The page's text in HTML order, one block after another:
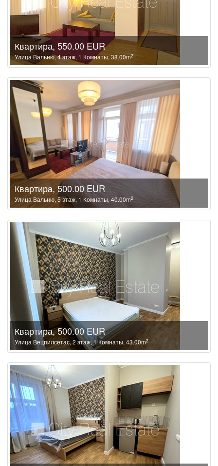
Квартира, 550.00 EUR
Улица Вальню, 4 этаж, 1 Комнаты, 38.00m2
Квартира, 500.00 EUR
Улица Вальню, 5 этаж, 1 Комнаты, 40.00m2
Квартира, 500.00 EUR
Улица Вецпилсетас, 2 этаж, 1 Комнаты, 43.00m2